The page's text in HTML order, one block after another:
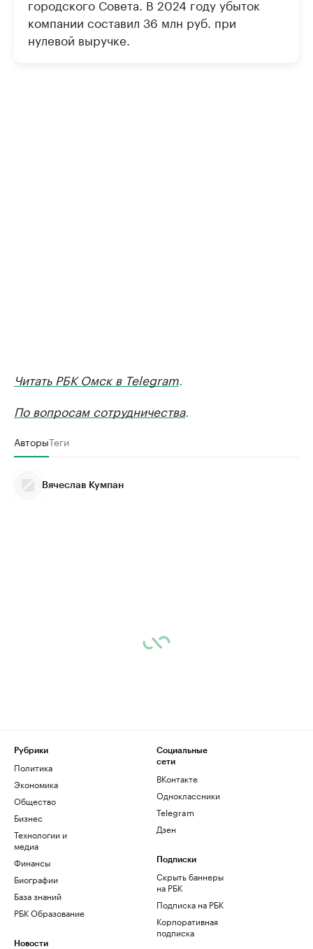
городского Совета. В 2024 году убыток
компании составил 36 млн руб. при
нулевой выручке.
Читать РБК Омск в Telegram.
По вопросам сотрудничества.
АвторыТеги
Вячеслав Кумпан
Рубрики
Политика
Экономика
Общество
Бизнес
Технологии и
медиа
Финансы
Биографии
База знаний
РБК Образование
Новости
Социальные
сети
ВКонтакте
Одноклассники
Telegram
Дзен
Подписки
Скрыть баннеры
на РБК
Подписка на РБК
Корпоративная
подписка